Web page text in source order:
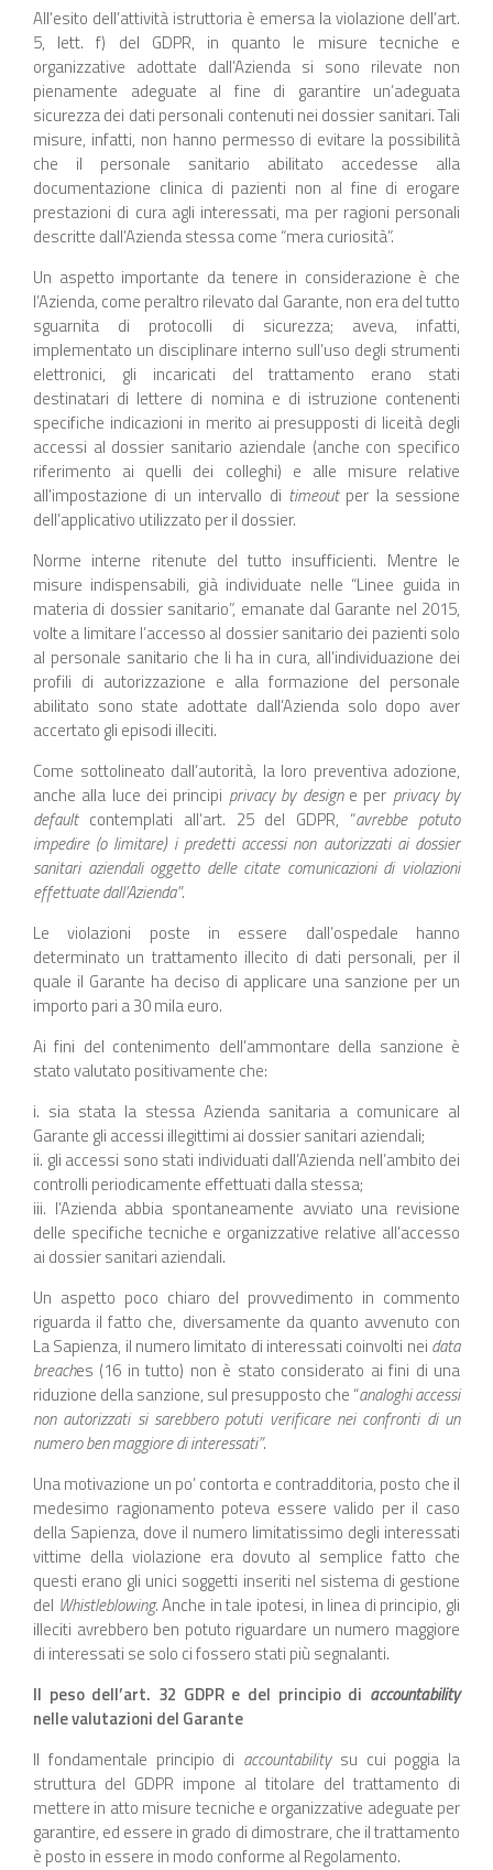
All’esito dell’attività istruttoria è emersa la violazione dell’art.
5, lett. f) del GDPR, in quanto le misure tecniche e
organizzative adottate dall’Azienda si sono rilevate non
pienamente adeguate al fine di garantire un’adeguata
sicurezza dei dati personali contenuti nei dossier sanitari. Tali
misure, infatti, non hanno permesso di evitare la possibilità
che il personale sanitario abilitato accedesse alla
documentazione clinica di pazienti non al fine di erogare
prestazioni di cura agli interessati, ma per ragioni personali
descritte dall’Azienda stessa come “mera curiosità”.
Un aspetto importante da tenere in considerazione è che
l’Azienda, come peraltro rilevato dal Garante, non era del tutto
sguarnita di protocolli di sicurezza; aveva, infatti,
implementato un disciplinare interno sull’uso degli strumenti
elettronici, gli incaricati del trattamento erano stati
destinatari di lettere di nomina e di istruzione contenenti
specifiche indicazioni in merito ai presupposti di liceità degli
accessi al dossier sanitario aziendale (anche con specifico
riferimento ai quelli dei colleghi) e alle misure relative
all’impostazione di un intervallo di timeoutper la sessione
dell’applicativo utilizzato per il dossier.
Norme interne ritenute del tutto insufficienti. Mentre le
misure indispensabili, già individuate nelle “Linee guida in
materia di dossier sanitario”, emanate dal Garante nel 2015,
volte a limitare l’accesso al dossier sanitario dei pazienti solo
al personale sanitario che li ha in cura, all’individuazione dei
profili di autorizzazione e alla formazione del personale
abilitato sono state adottate dall’Azienda solo dopo aver
accertato gli episodi illeciti.
Come sottolineato dall’autorità, la loro preventiva adozione,
anche alla luce dei principi privacy by designe per privacy by
defaultcontemplati all’art. 25 del GDPR, “avrebbe potuto
impedire (o limitare) i predetti accessi non autorizzati ai dossier
sanitari aziendali oggetto delle citate comunicazioni di violazioni
effettuate dall’Azienda”.
Le violazioni poste in essere dall’ospedale hanno
determinato un trattamento illecito di dati personali, per il
quale il Garante ha deciso di applicare una sanzione per un
importo pari a 30 mila euro.
Ai fini del contenimento dell’ammontare della sanzione è
stato valutato positivamente che:
i. sia stata la stessa Azienda sanitaria a comunicare al
Garante gli accessi illegittimi ai dossier sanitari aziendali;
ii. gli accessi sono stati individuati dall’Azienda nell’ambito dei
controlli periodicamente effettuati dalla stessa;
iii. l’Azienda abbia spontaneamente avviato una revisione
delle specifiche tecniche e organizzative relative all’accesso
ai dossier sanitari aziendali.
Un aspetto poco chiaro del provvedimento in commento
riguarda il fatto che, diversamente da quanto avvenuto con
La Sapienza, il numero limitato di interessati coinvolti nei data
breaches (16 in tutto) non è stato considerato ai fini di una
riduzione della sanzione, sul presupposto che “analoghi accessi
non autorizzati si sarebbero potuti verificare nei confronti di un
numero ben maggiore di interessati”.
Una motivazione un po’ contorta e contradditoria, posto che il
medesimo ragionamento poteva essere valido per il caso
della Sapienza, dove il numero limitatissimo degli interessati
vittime della violazione era dovuto al semplice fatto che
questi erano gli unici soggetti inseriti nel sistema di gestione
del Whistleblowing.Anche in tale ipotesi, in linea di principio, gli
illeciti avrebbero ben potuto riguardare un numero maggiore
di interessati se solo ci fossero stati più segnalanti.
Il peso dell’art. 32 GDPR e del principio di accountability
nelle valutazioni del Garante
Il fondamentale principio di accountability su cui poggia la
struttura del GDPR impone al titolare del trattamento di
mettere in atto misure tecniche e organizzative adeguate per
garantire, ed essere in grado di dimostrare, che il trattamento
è posto in essere in modo conforme al Regolamento.